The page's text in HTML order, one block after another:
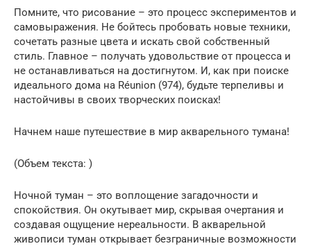
Помните, что рисование – это процесс экспериментов и
самовыражения. Не бойтесь пробовать новые техники,
сочетать разные цвета и искать свой собственный
стиль. Главное – получать удовольствие от процесса и
не останавливаться на достигнутом. И, как при поиске
идеального дома на Réunion (974), будьте терпеливы и
настойчивы в своих творческих поисках!
Начнем наше путешествие в мир акварельного тумана!
(Объем текста: )
Ночной туман – это воплощение загадочности и
спокойствия. Он окутывает мир, скрывая очертания и
создавая ощущение нереальности. В акварельной
живописи туман открывает безграничные возможности